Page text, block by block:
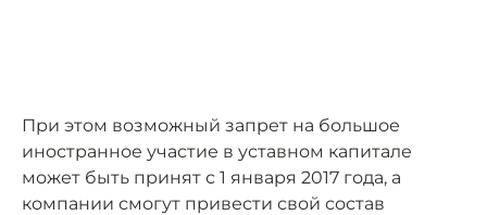
При этом возможный запрет на большое
иностранное участие в уставном капитале
может быть принят с 1 января 2017 года, а
компании смогут привести свой состав